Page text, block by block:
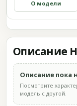
О модели
Описание
Описание пока
Посмотрите
модель с другой.